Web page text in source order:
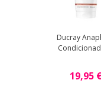
Ducray
19,95